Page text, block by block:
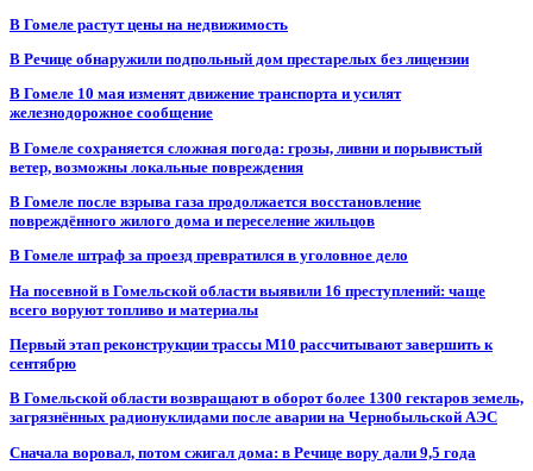
В Гомеле растут цены на недвижимость
В Речице обнаружили подпольный дом престарелых без лицензии
В Гомеле 10 мая изменят движение транспорта и усилят
железнодорожное сообщение
В Гомеле сохраняется сложная погода: грозы, ливни и порывистый
ветер, возможны локальные повреждения
В Гомеле после взрыва газа продолжается восстановление
повреждённого жилого дома и переселение жильцов
В Гомеле штраф за проезд превратился в уголовное дело
На посевной в Гомельской области выявили 16 преступлений: чаще
всего воруют топливо и материалы
Первый этап реконструкции трассы М10 рассчитывают завершить к
сентябрю
В Гомельской области возвращают в оборот более 1300 гектаров земель,
загрязнённых радионуклидами после аварии на Чернобыльской АЭС
Сначала воровал, потом сжигал дома: в Речице вору дали 9,5 года